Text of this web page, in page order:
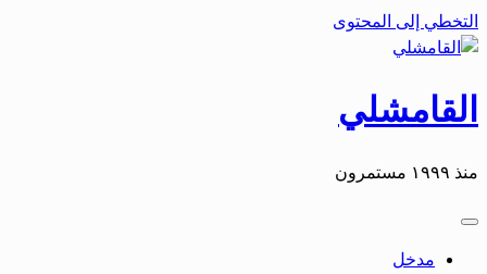
التخطي إلى المحتوى
القامشلي
منذ ١٩٩٩ مستمرون
مدخل